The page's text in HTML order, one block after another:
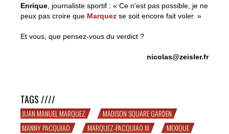
Enrique , journaliste sportif : « Ce n’est pas possible, je ne
peux pas croire que Marquez se soit encore fait voler. »
Et vous, que pensez-vous du verdict ?
nicolas@zeisler.fr
TAGS ////
JUAN MANUEL MARQUEZ
MADISON SQUARE GARDEN
MANNY PACQUIAO
MARQUEZ-PACQUIAO III
MEXIQUE